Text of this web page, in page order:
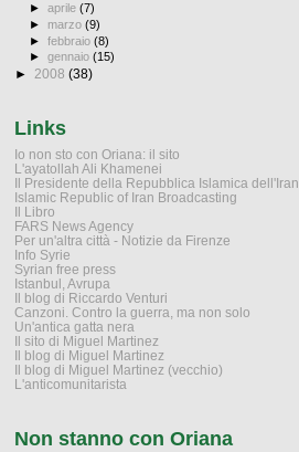
►aprile(7)
► marzo(9)
►febbraio(8)
►gennaio(15)
► 2008 (38)
Links
Io non sto con Oriana: il sito
L'ayatollah Ali Khamenei
Il Presidente della Repubblica Islamica dell'Iran
Islamic Republic of Iran Broadcasting
Il Libro
FARS News Agency
Per un'altra città - Notizie da Firenze
Info Syrie
Syrian free press
Istanbul, Avrupa
Il blog di Riccardo Venturi
Canzoni. Contro la guerra, ma non solo
Un'antica gatta nera
Il sito di Miguel Martinez
Il blog di Miguel Martinez
Il blog di Miguel Martinez (vecchio)
L'anticomunitarista
Non stanno con Oriana